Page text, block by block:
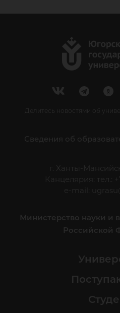
Делитесь новостями об
Сведения об
г. Ханты-
Канцелярия: тел.:
e-mail:
Министерство науки и
Российской